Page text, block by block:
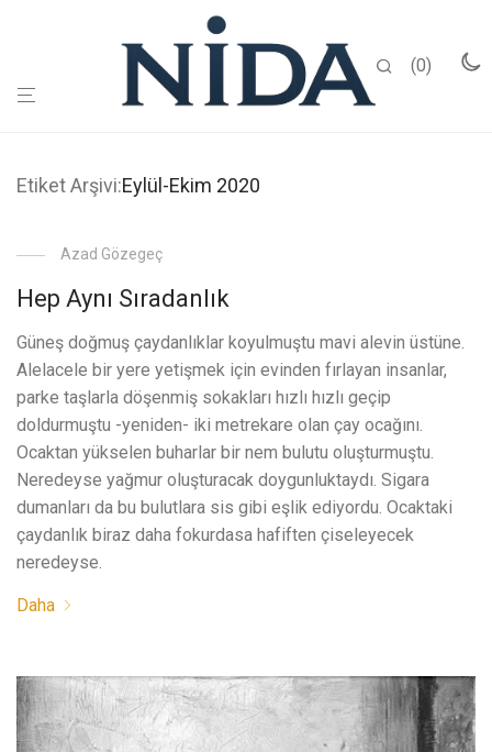
0
Etiket Arşivi:Eylül-Ekim 2020
Azad Gözegeç
Hep Aynı Sıradanlık
Güneş doğmuş çaydanlıklar koyulmuştu mavi alevin üstüne.
Alelacele bir yere yetişmek için evinden fırlayan insanlar,
parke taşlarla döşenmiş sokakları hızlı hızlı geçip
doldurmuştu -yeniden- iki metrekare olan çay ocağını.
Ocaktan yükselen buharlar bir nem bulutu oluşturmuştu.
Neredeyse yağmur oluşturacak doygunluktaydı. Sigara
dumanları da bu bulutlara sis gibi eşlik ediyordu. Ocaktaki
çaydanlık biraz daha fokurdasa hafiften çiseleyecek
neredeyse.
Daha